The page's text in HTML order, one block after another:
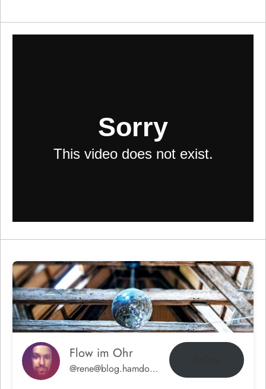
Flow im Ohr
@rene@blog.hamdorf.org